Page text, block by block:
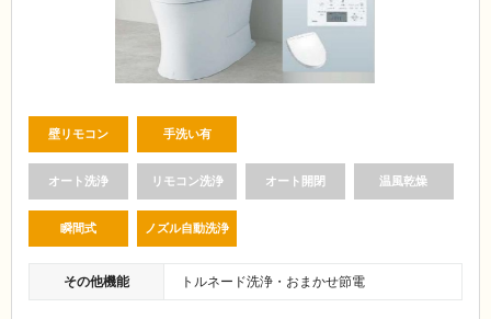
壁リモコン 手洗い有
オート洗浄 リモコン洗浄 オート開閉 温風乾燥
瞬間式 ノズル自動洗浄
その他機能 トルネード洗浄・おまかせ節電